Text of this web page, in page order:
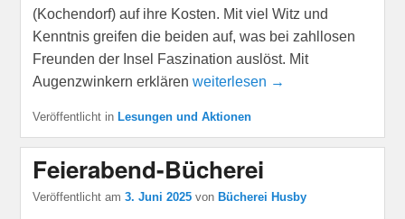
(Kochendorf) auf ihre Kosten. Mit viel Witz und
Kenntnis greifen die beiden auf, was bei zahllosen
Freunden der Insel Faszination auslöst. Mit
Augenzwinkern erklären weiterlesen →
Veröffentlicht in Lesungen und Aktionen
Feierabend-Bücherei
Veröffentlicht am 3. Juni 2025 von Bücherei Husby